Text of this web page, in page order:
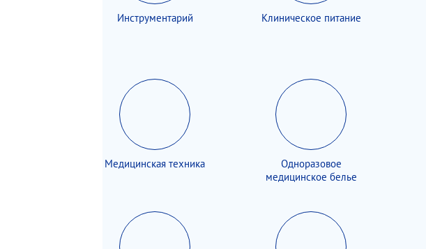
Инструментарий Клиническое питание
Медицинская техника
Одноразовое
медицинское белье